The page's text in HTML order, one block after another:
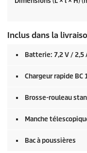
Inclus dans la
Batterie: 7,2 V /
Chargeur rapide BC
Brosse-rouleau
Manche
Bac à poussières